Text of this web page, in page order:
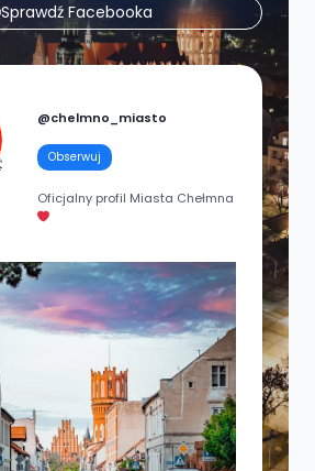
Sprawdź Facebooka
@chelmno_miasto
Obserwuj
Oficjalny profil Miasta Chełmna